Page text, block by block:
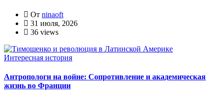
От ninaoft
31 июля, 2026
36 views
Интересная история
Антропологи на войне: Сопротивление и академическая
жизнь во Франции